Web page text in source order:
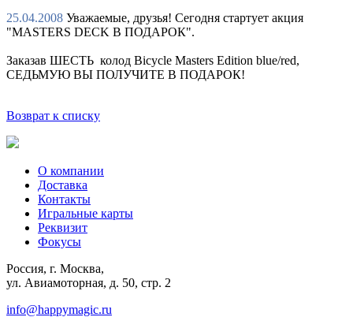
25.04.2008 Уважаемые, друзья! Сегодня стартует акция
"MASTERS DECK В ПОДАРОК".
Заказав ШЕСТЬ колод Bicycle Masters Edition blue/red,
СЕДЬМУЮ ВЫ ПОЛУЧИТЕ В ПОДАРОК!
Возврат к списку
О компании
Доставка
Контакты
Игральные карты
Реквизит
Фокусы
Россия, г. Москва,
ул. Авиамоторная, д. 50, стр. 2
info@happymagic.ru